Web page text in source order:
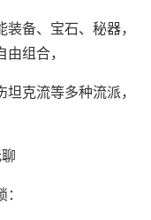
备、宝石、秘器，
组合，
克流等多种流派，